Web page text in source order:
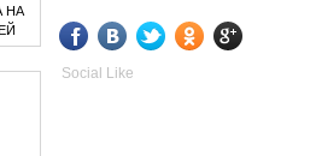
НА
Social Like